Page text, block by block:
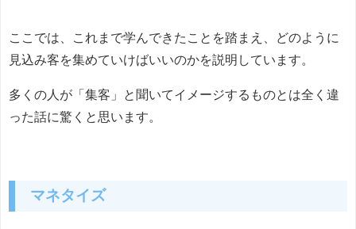
ここでは、これまで学んできたことを踏まえ、どのように
見込み客を集めていけばいいのかを説明しています。
多くの人が「集客」と聞いてイメージするものとは全く違
った話に驚くと思います。
マネタイズ